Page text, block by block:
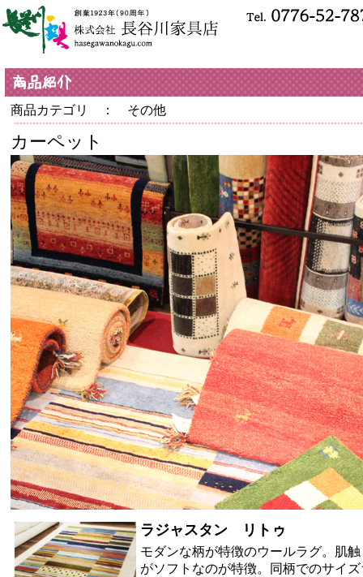
商品カテゴリ ： その他
カーペット
ラジャスタン リトゥ
モダンな柄が特徴のウールラグ。肌触
がソフトなのが特徴。同柄でのサイズ